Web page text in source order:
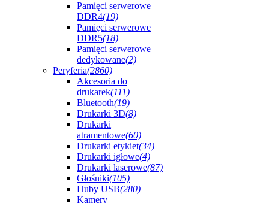
Pamięci serwerowe
DDR4(19)
Pamięci serwerowe
DDR5(18)
Pamięci serwerowe
dedykowane(2)
Peryferia(2860)
Akcesoria do
drukarek(111)
Bluetooth(19)
Drukarki 3D(8)
Drukarki
atramentowe(60)
Drukarki etykiet(34)
Drukarki igłowe(4)
Drukarki laserowe(87)
Głośniki(105)
Huby USB(280)
Kamery